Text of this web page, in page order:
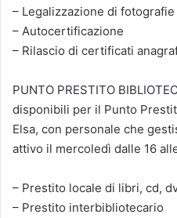
– Legalizzazione di fotografie
– Autocertificazione
– Rilascio di certificati
PUNTO PRESTITO
disponibili per il Punto
Elsa, con personale che
attivo il mercoledì dalle 16
– Prestito locale di libri, cd,
– Prestito interbibliotecario